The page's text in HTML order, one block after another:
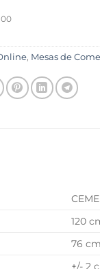
, Mesas de
120
76 cm
+/- 2